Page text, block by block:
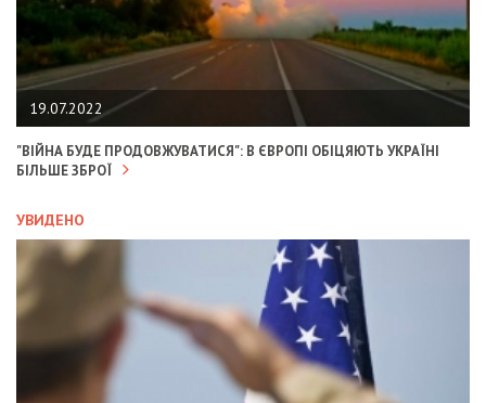
19.07.2022
"ВІЙНА БУДЕ ПРОДОВЖУВАТИСЯ": В ЄВРОПІ ОБІЦЯЮТЬ УКРАЇНІ
БІЛЬШЕ ЗБРОЇ
УВИДЕНО